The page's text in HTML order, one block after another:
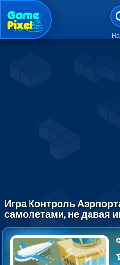
Игра Контроль
самолетами, не давая